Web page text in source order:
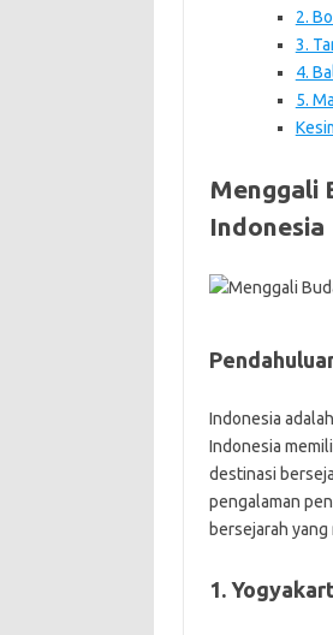
2.
3.
4.
5.
Menggali
Indonesia
Indonesia
Indonesia
destinasi
pengalaman
bersejarah
1.